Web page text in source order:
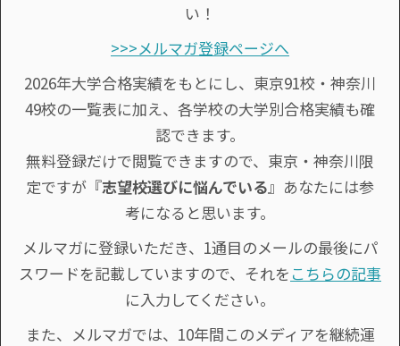
い！
>>>メルマガ登録ページへ
2026年大学合格実績をもとにし、東京91校・神奈川
49校の一覧表に加え、各学校の大学別合格実績も確
認できます。
無料登録だけで閲覧できますので、東京・神奈川限
定ですが『志望校選びに悩んでいる』あなたには参
考になると思います。
メルマガに登録いただき、1通目のメールの最後にパ
スワードを記載していますので、それを こちらの記事
に入力してください。
また、メルマガでは、10年間このメディアを継続運